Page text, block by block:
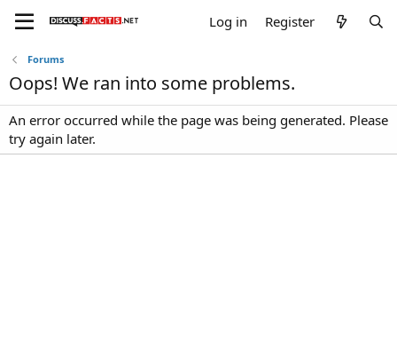
Log in Register
Forums
Oops! We ran into some problems.
An error occurred while the page was being generated. Please
try again later.